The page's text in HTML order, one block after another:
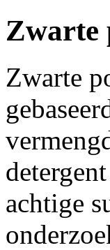
Zwarte
Zwarte
achtige